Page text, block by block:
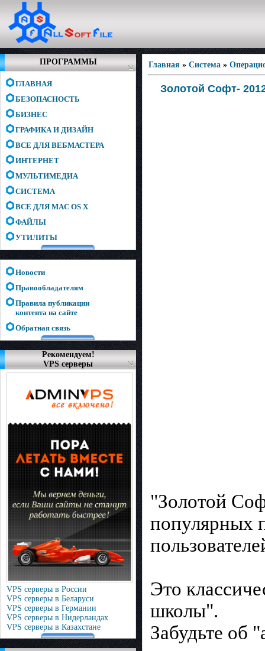
ПРОГРАММЫ
ГЛАВНАЯ
БЕЗОПАСНОСТЬ
БИЗНЕС
ГРАФИКА И ДИЗАЙН
ВСЕ ДЛЯ ВЕБМАСТЕРА
ИНТЕРНЕТ
МУЛЬТИМЕДИА
СИСТЕМА
ВСЕ ДЛЯ MAC OS X
ФАЙЛЫ
УТИЛИТЫ
Новости
Правообладателям
Правила публикации
контента на сайте
Обратная связь
Рекомендуем!
VPS серверы
VPS серверы в России
VPS серверы в Беларуси
VPS серверы в Германии
VPS серверы в Нидерландах
VPS серверы в Казахстане
Главная » Система »
Золотой Софт-
"Золотой
популярных
Это
школы".
Забудьте об